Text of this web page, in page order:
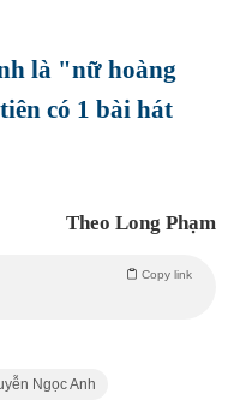
là "nữ hoàng
có 1 bài hát
Theo Long Phạm
Copy link
Ngọc Anh